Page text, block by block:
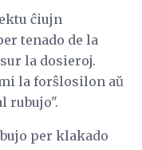
ĉiujn
tenado de la
la dosieroj.
la forŝlosilon aŭ
rubujo".
per klakado